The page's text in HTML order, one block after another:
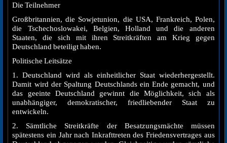
Die Teilnehmer
Großbritannien, die Sowjetunion, die USA, Frankreich, Polen,
die Tschechoslowakei, Belgien, Holland und die anderen
Staaten, die sich mit ihren Streitkräften am Krieg gegen
Deutschland beteiligt haben.
Politische Leitsätze
1. Deutschland wird als einheitlicher Staat wiederhergestellt.
Damit wird der Spaltung Deutschlands ein Ende gemacht, und
das geeinte Deutschland gewinnt die Möglichkeit, sich als
unabhängiger, demokratischer, friedliebender Staat zu
entwickeln.
2. Sämtliche Streitkräfte der Besatzungsmächte müssen
spätestens ein Jahr nach Inkrafttreten des Friedensvertrages aus